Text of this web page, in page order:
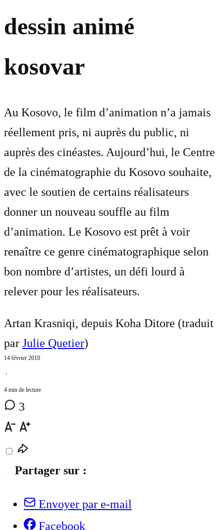
dessin animé
kosovar
Au Kosovo, le film d’animation n’a jamais
réellement pris, ni auprès du public, ni
auprès des cinéastes. Aujourd’hui, le Centre
de la cinématographie du Kosovo souhaite,
avec le soutien de certains réalisateurs
donner un nouveau souffle au film
d’animation. Le Kosovo est prêt à voir
renaître ce genre cinématographique selon
bon nombre d’artistes, un défi lourd à
relever pour les réalisateurs.
Artan Krasniqi, depuis Koha Ditore (traduit
par Julie Quetier)
14 février 2010
⋅
4 min de lecture
3
Partager sur :
Envoyer par e-mail
Facebook